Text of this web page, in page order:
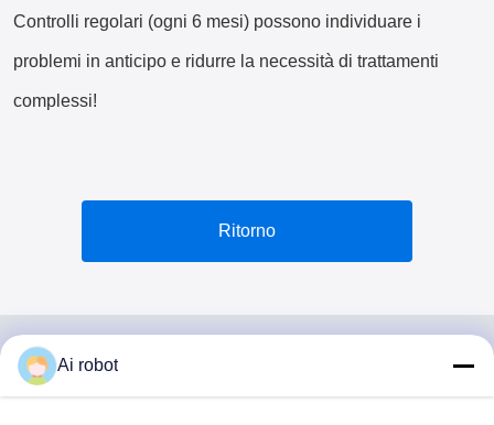
Controlli regolari (ogni 6 mesi) possono individuare i
problemi in anticipo e ridurre la necessità di trattamenti
complessi!
Ritorno
VIVI DENTAI
Ai robot